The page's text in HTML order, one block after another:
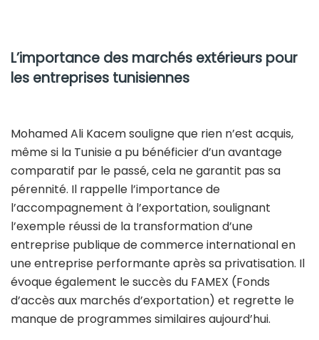
L’importance des marchés extérieurs pour
les entreprises tunisiennes
Mohamed Ali Kacem souligne que rien n’est acquis,
même si la Tunisie a pu bénéficier d’un avantage
comparatif par le passé, cela ne garantit pas sa
pérennité. Il rappelle l’importance de
l’accompagnement à l’exportation, soulignant
l’exemple réussi de la transformation d’une
entreprise publique de commerce international en
une entreprise performante après sa privatisation. Il
évoque également le succès du FAMEX (Fonds
d’accès aux marchés d’exportation) et regrette le
manque de programmes similaires aujourd’hui.